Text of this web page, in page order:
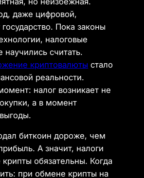
даже цифровой,
Пока законы
налоговые
считать.
криптовалюты стало
реальности.
налог возникает не
а в момент
биткоин дороже, чем
А значит, налоги
обязательны. Когда
при обмене крипты на